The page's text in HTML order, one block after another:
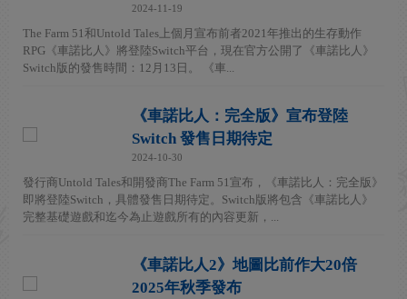
2024-11-19
The Farm 51和Untold Tales上個月宣布前者2021年推出的生存動作
RPG《車諾比人》將登陸Switch平台，現在官方公開了《車諾比人》
Switch版的發售時間：12月13日。 《車...
《車諾比人：完全版》宣布登陸
Switch 發售日期待定
2024-10-30
發行商Untold Tales和開發商The Farm 51宣布，《車諾比人：完全版》
即將登陸Switch，具體發售日期待定。Switch版將包含《車諾比人》
完整基礎遊戲和迄今為止遊戲所有的內容更新，...
《車諾比人2》地圖比前作大20倍
2025年秋季發布